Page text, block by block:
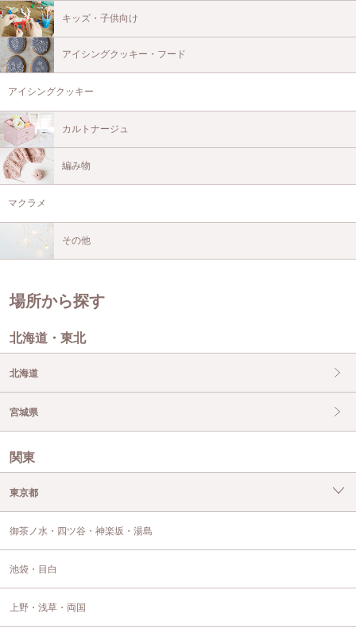
キッズ・子供向け
アイシングクッキー・フード
アイシングクッキー
カルトナージュ
編み物
マクラメ
その他
場所から探す
北海道・東北
北海道
宮城県
関東
東京都
御茶ノ水・四ツ谷・神楽坂・湯島
池袋・目白
上野・浅草・両国